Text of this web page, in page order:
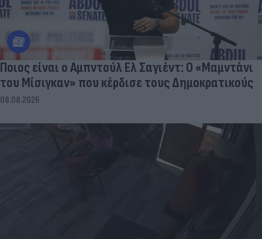
Ποιος είναι ο Αμπντούλ Ελ Σαγιέντ: Ο «Μαμντάνι
του Μίσιγκαν» που κέρδισε τους Δημοκρατικούς
08.08.2026